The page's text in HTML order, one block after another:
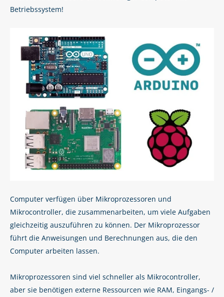
Betriebssystem!
Computer verfügen über Mikroprozessoren und
Mikrocontroller, die zusammenarbeiten, um viele Aufgaben
gleichzeitig auszuführen zu können. Der Mikroprozessor
führt die Anweisungen und Berechnungen aus, die den
Computer arbeiten lassen.
Mikroprozessoren sind viel schneller als Mikrocontroller,
aber sie benötigen externe Ressourcen wie RAM, Eingangs- /